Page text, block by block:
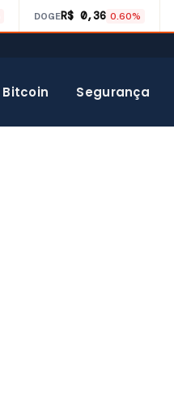
DOGER$ 0,36 0.60%
Bitcoin Segurança